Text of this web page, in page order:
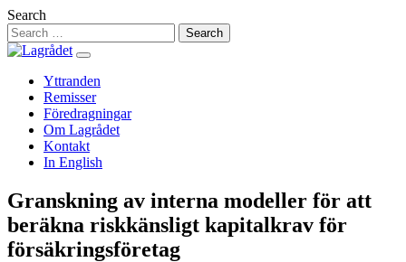
Hoppa
till
innehåll
Search
Yttranden
Remisser
Föredragningar
Om Lagrådet
Kontakt
In English
Granskning av interna modeller för att
beräkna riskkänsligt kapitalkrav för
försäkringsföretag